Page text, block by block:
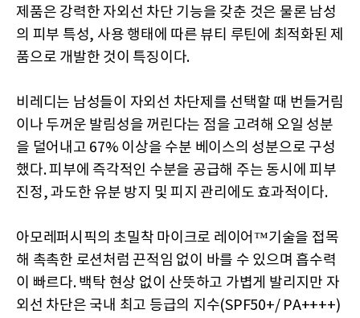
제품은 강력한 자외선 차단 기능을 갖춘 것은 물론 남성
의 피부 특성, 사용 행태에 따른 뷰티 루틴에 최적화된 제
품으로 개발한 것이 특징이다.
비레디는 남성들이 자외선 차단제를 선택할 때 번들거림
이나 두꺼운 발림성을 꺼린다는 점을 고려해 오일 성분
을 덜어내고 67% 이상을 수분 베이스의 성분으로 구성
했다. 피부에 즉각적인 수분을 공급해 주는 동시에 피부
진정, 과도한 유분 방지 및 피지 관리에도 효과적이다.
아모레퍼시픽의 초밀착 마이크로 레이어™기술을 접목
해 촉촉한 로션처럼 끈적임 없이 바를 수 있으며 흡수력
이 빠르다. 백탁 현상 없이 산뜻하고 가볍게 발리지만 자
외선 차단은 국내 최고 등급의 지수(SPF50+/ PA++++)